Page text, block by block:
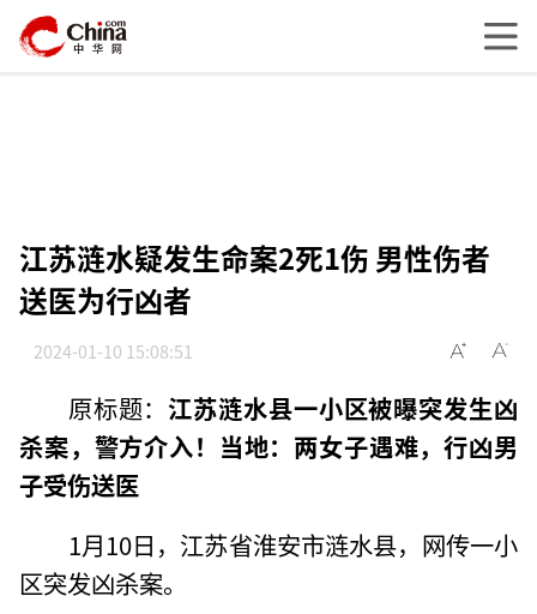
江苏涟水疑发生命案2死1伤 男性伤者
送医为行凶者
2024-01-10 15:08:51
原标题： 江苏涟水县一小区被曝突发生凶
杀案，警方介入！当地：两女子遇难，行凶男
子受伤送医
1月10日，江苏省淮安市涟水县，网传一小
区突发凶杀案。